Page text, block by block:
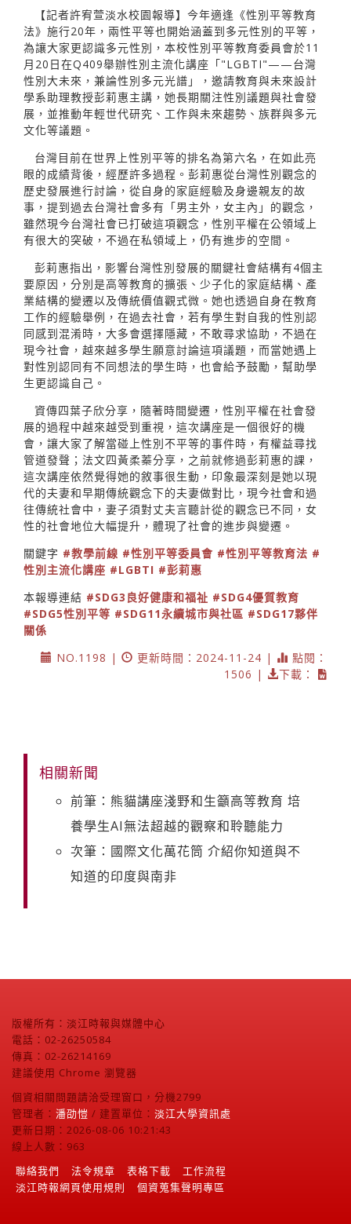
【記者許宥萱淡水校園報導】今年適逢《性別平等教育
法》施行20年，兩性平等也開始涵蓋到多元性別的平等，
為讓大家更認識多元性別，本校性別平等教育委員會於11
月20日在Q409舉辦性別主流化講座「"LGBTI"——台灣
性別大未來，兼論性別多元光譜」，邀請教育與未來設計
學系助理教授彭莉惠主講，她長期關注性別議題與社會發
展，並推動年輕世代研究、工作與未來趨勢、族群與多元
文化等議題。
台灣目前在世界上性別平等的排名為第六名，在如此亮
眼的成績背後，經歷許多過程。彭莉惠從台灣性別觀念的
歷史發展進行討論，從自身的家庭經驗及身邊親友的故
事，提到過去台灣社會多有「男主外，女主內」的觀念，
雖然現今台灣社會已打破這項觀念，性別平權在公領域上
有很大的突破，不過在私領域上，仍有進步的空間。
彭莉惠指出，影響台灣性別發展的關鍵社會結構有4個主
要原因，分別是高等教育的擴張、少子化的家庭結構、產
業結構的變遷以及傳統價值觀式微。她也透過自身在教育
工作的經驗舉例，在過去社會，若有學生對自我的性別認
同感到混淆時，大多會選擇隱藏，不敢尋求協助，不過在
現今社會，越來越多學生願意討論這項議題，而當她遇上
對性別認同有不同想法的學生時，也會給予鼓勵，幫助學
生更認識自己。
資傳四葉子欣分享，隨著時間變遷，性別平權在社會發
展的過程中越來越受到重視，這次講座是一個很好的機
會，讓大家了解當碰上性別不平等的事件時，有權益尋找
管道發聲；法文四黃柔蓁分享，之前就修過彭莉惠的課，
這次講座依然覺得她的敘事很生動，印象最深刻是她以現
代的夫妻和早期傳統觀念下的夫妻做對比，現今社會和過
往傳統社會中，妻子須對丈夫言聽計從的觀念已不同，女
性的社會地位大幅提升，體現了社會的進步與變遷。
關鍵字 #教學前線 #性別平等委員會 #性別平等教育法 #
性別主流化講座 #LGBTI #彭莉惠
本報導連結 #SDG3良好健康和福祉 #SDG4優質教育
#SDG5性別平等 #SDG11永續城市與社區 #SDG17夥伴
關係
NO.1198 |
更新時間：2024-11-24 |
點閱：
1506 |
下載：
相關新聞
前筆：熊貓講座淺野和生籲高等教育 培
養學生AI無法超越的觀察和聆聽能力
次筆：國際文化萬花筒 介紹你知道與不
知道的印度與南非
版權所有：淡江時報與媒體中心
電話：02-26250584
傳真：02-26214169
建議使用 Chrome 瀏覽器
個資相關問題請洽受理窗口，分機2799
管理者： 潘劭愷 / 建置單位： 淡江大學資訊處
更新日期：2026-08-06 10:21:43
線上人數：963
聯絡我們
法令規章 表格下載
工作流程
淡江時報網頁使用規則
個資蒐集聲明專區